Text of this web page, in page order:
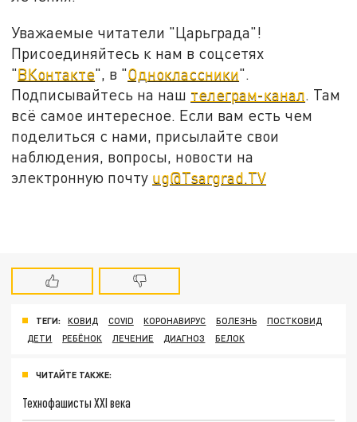
Уважаемые читатели "Царьграда"!
Присоединяйтесь к нам в соцсетях
"ВКонтакте", в "Одноклассники".
Подписывайтесь на наш телеграм-канал. Там
всё самое интересное. Если вам есть чем
поделиться с нами, присылайте свои
наблюдения, вопросы, новости на
электронную почту ug@Tsargrad.TV
ТЕГИ: КОВИД COVID КОРОНАВИРУС БОЛЕЗНЬ
ПОСТКОВИД
ДЕТИ
РЕБЁНОК ЛЕЧЕНИЕ ДИАГНОЗ БЕЛОК
ЧИТАЙТЕ ТАКЖЕ:
Технофашисты XXI века